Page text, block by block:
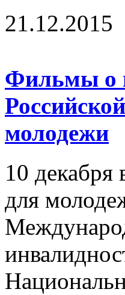
21.12.2015
Фильмы о
молодежи
10 декабря
для